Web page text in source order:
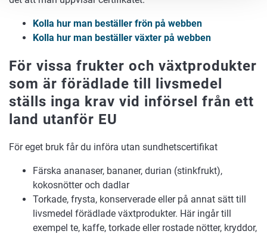
Kolla hur man beställer frön på webben
Kolla hur man beställer växter på webben
För vissa frukter och växtprodukter
som är förädlade till livsmedel
ställs inga krav vid införsel från ett
land utanför EU
För eget bruk får du införa utan sundhetscertifikat
Färska ananaser, bananer, durian (stinkfrukt),
kokosnötter och dadlar
Torkade, frysta, konserverade eller på annat sätt till
livsmedel förädlade växtprodukter. Här ingår till
exempel te, kaffe, torkade eller rostade nötter, kryddor,